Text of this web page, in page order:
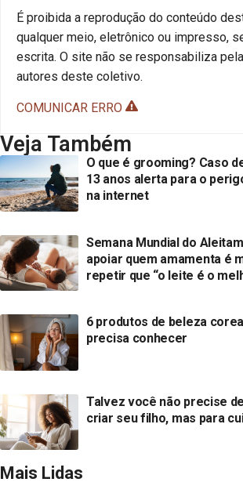
É proibida a reprodução do conteúdo
qualquer meio, eletrônico ou impresso,
escrita. O site não se responsabiliza
autores deste coletivo.
COMUNICAR ERRO
Veja Também
O que é grooming? Caso
13 anos alerta para o
na internet
Semana Mundial do
apoiar quem amamenta é
repetir que “o leite é o
6 produtos de beleza
precisa conhecer
Talvez você não precise
criar seu filho, mas para
Mais Lidas